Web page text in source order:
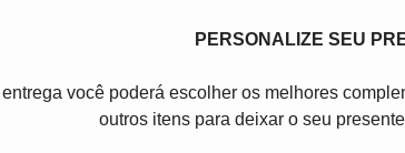
PERSONALIZE SEU
você poderá escolher os melhores
outros itens para deixar o seu